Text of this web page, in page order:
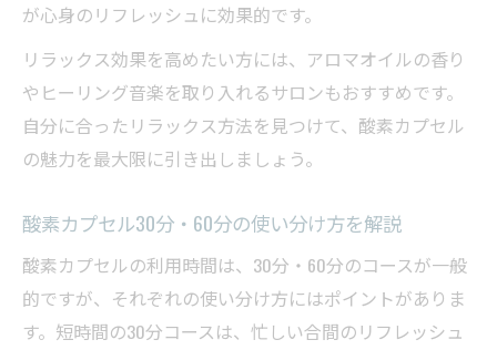
が心身のリフレッシュに効果的です。
リラックス効果を高めたい方には、アロマオイルの香り
やヒーリング音楽を取り入れるサロンもおすすめです。
自分に合ったリラックス方法を見つけて、酸素カプセル
の魅力を最大限に引き出しましょう。
酸素カプセル30分・60分の使い分け方を解説
酸素カプセルの利用時間は、30分・60分のコースが一般
的ですが、それぞれの使い分け方にはポイントがありま
す。短時間の30分コースは、忙しい合間のリフレッシュ